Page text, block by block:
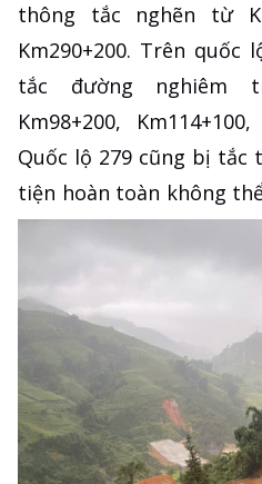
thông tắc nghẽn từ
Km290+200. Trên quốc
tắc đường nghiêm
Km98+200,
Quốc lộ 279 cũng bị
tiện hoàn toàn không